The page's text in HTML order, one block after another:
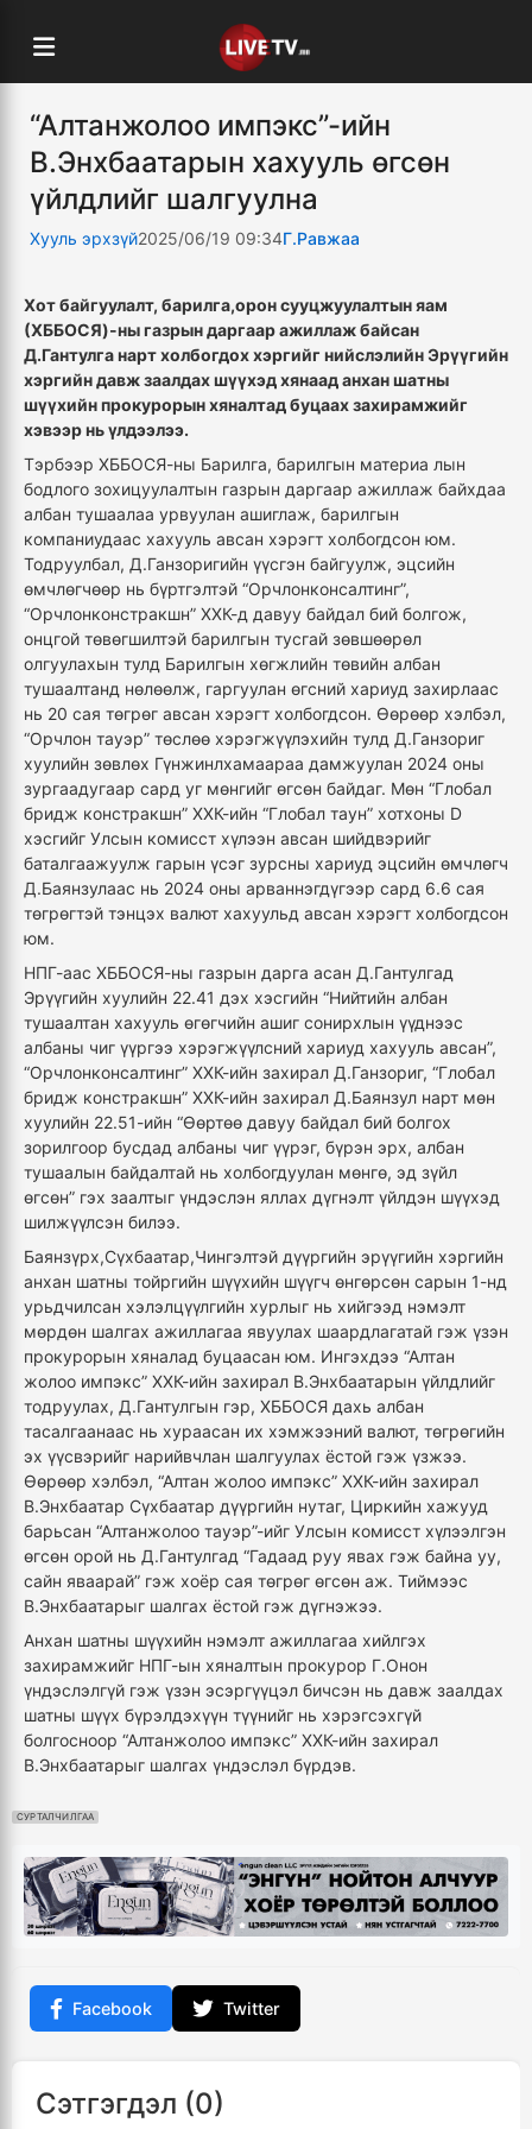
“Алтанжолоо импэкс”-ийн
В.Энхбаатарын хахууль өгсөн
үйлдлийг шалгуулна
Хууль эрхзүй2025/06/19 09:34Г.Равжаа
Хот байгуулалт, барилга,орон сууцжуулалтын яам
(ХББОСЯ)-ны газрын даргаар ажиллаж байсан
Д.Гантулга нарт холбогдох хэргийг нийслэлийн Эрүүгийн
хэргийн давж заалдах шүүхэд хянаад анхан шатны
шүүхийн прокурорын хяналтад буцаах захирамжийг
хэвээр нь үлдээлээ.
Тэрбээр ХББОСЯ-ны Барилга, барилгын материа лын
бодлого зохицуулалтын газрын даргаар ажиллаж байхдаа
албан тушаалаа урвуулан ашиглаж, барилгын
компаниудаас хахууль авсан хэрэгт холбогдсон юм.
Тодруулбал, Д.Ганзоригийн үүсгэн байгуулж, эцсийн
өмчлөгчөөр нь бүртгэлтэй “Орчлонконсалтинг”,
“Орчлонконстракшн” ХХК-д давуу байдал бий болгож,
онцгой төвөгшилтэй барилгын тусгай зөвшөөрөл
олгуулахын тулд Барилгын хөгжлийн төвийн албан
тушаалтанд нөлөөлж, гаргуулан өгсний хариуд захирлаас
нь 20 сая төгрөг авсан хэрэгт холбогдсон. Өөрөөр хэлбэл,
“Орчлон тауэр” төслөө хэрэгжүүлэхийн тулд Д.Ганзориг
хуулийн зөвлөх Гүнжинлхамаараа дамжуулан 2024 оны
зургаадугаар сард уг мөнгийг өгсөн байдаг. Мөн “Глобал
бридж констракшн” ХХК-ийн “Глобал таун” хотхоны D
хэсгийг Улсын комисст хүлээн авсан шийдвэрийг
баталгаажуулж гарын үсэг зурсны хариуд эцсийн өмчлөгч
Д.Баянзулаас нь 2024 оны арваннэгдүгээр сард 6.6 сая
төгрөгтэй тэнцэх валют хахуульд авсан хэрэгт холбогдсон
юм.
НПГ-аас ХББОСЯ-ны газрын дарга асан Д.Гантулгад
Эрүүгийн хуулийн 22.41 дэх хэсгийн “Нийтийн албан
тушаалтан хахууль өгөгчийн ашиг сонирхлын үүднээс
албаны чиг үүргээ хэрэгжүүлсний хариуд хахууль авсан”,
“Орчлонконсалтинг” ХХК-ийн захирал Д.Ганзориг, “Глобал
бридж констракшн” ХХК-ийн захирал Д.Баянзул нарт мөн
хуулийн 22.51-ийн “Өөртөө давуу байдал бий болгох
зорилгоор бусдад албаны чиг үүрэг, бүрэн эрх, албан
тушаалын байдалтай нь холбогдуулан мөнгө, эд зүйл
өгсөн” гэх заалтыг үндэслэн яллах дүгнэлт үйлдэн шүүхэд
шилжүүлсэн билээ.
Баянзүрх,Сүхбаатар,Чингэлтэй дүүргийн эрүүгийн хэргийн
анхан шатны тойргийн шүүхийн шүүгч өнгөрсөн сарын 1-нд
урьдчилсан хэлэлцүүлгийн хурлыг нь хийгээд нэмэлт
мөрдөн шалгах ажиллагаа явуулах шаардлагатай гэж үзэн
прокурорын хяналад буцаасан юм. Ингэхдээ “Алтан
жолоо импэкс” ХХК-ийн захирал В.Энхбаатарын үйлдлийг
тодруулах, Д.Гантулгын гэр, ХББОСЯ дахь албан
тасалгаанаас нь хураасан их хэмжээний валют, төгрөгийн
эх үүсвэрийг нарийвчлан шалгуулах ёстой гэж үзжээ.
Өөрөөр хэлбэл, “Алтан жолоо импэкс” ХХК-ийн захирал
В.Энхбаатар Сүхбаатар дүүргийн нутаг, Циркийн хажууд
барьсан “Алтанжолоо тауэр”-ийг Улсын комисст хүлээлгэн
өгсөн орой нь Д.Гантулгад “Гадаад руу явах гэж байна уу,
сайн яваарай” гэж хоёр сая төгрөг өгсөн аж. Тиймээс
В.Энхбаатарыг шалгах ёстой гэж дүгнэжээ.
Анхан шатны шүүхийн нэмэлт ажиллагаа хийлгэх
захирамжийг НПГ-ын хяналтын прокурор Г.Онон
үндэслэлгүй гэж үзэн эсэргүүцэл бичсэн нь давж заалдах
шатны шүүх бүрэлдэхүүн түүнийг нь хэрэгсэхгүй
болгосноор “Алтанжолоо импэкс” ХХК-ийн захирал
В.Энхбаатарыг шалгах үндэслэл бүрдэв.
СУРТАЛЧИЛГАА
Facebook Twitter
Сэтгэгдэл (0)